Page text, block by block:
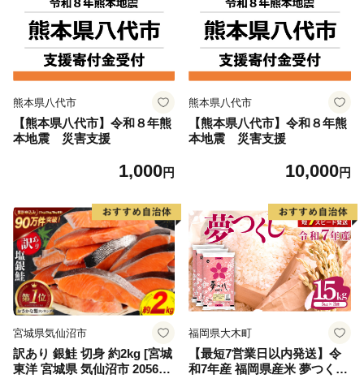
熊本県八代市
【熊本県八代市】令和８年熊
本地震 災害支援
1,000円
熊本県八代市
【熊本県八代市】令和８年熊
本地震 災害支援
10,000円
宮城県気仙沼市
訳あり 銀鮭 切身 約2kg [宮城
東洋 宮城県 気仙沼市 205649
福岡県大木町
【最短7営業日以内発送】令
和7年産 福岡県産米 夢つくし